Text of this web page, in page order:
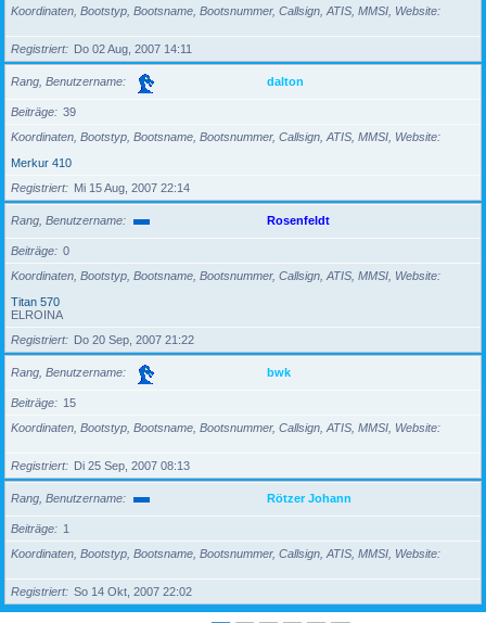
Koordinaten, Bootstyp, Bootsname, Bootsnummer, Callsign, ATIS, MMSI, Website
Registriert Do 02 Aug, 2007 14:11
Rang, Benutzername dalton
Beiträge
39
Koordinaten, Bootstyp, Bootsname, Bootsnummer, Callsign, ATIS, MMSI, Website
Merkur 410
Registriert
Mi 15 Aug, 2007 22:14
Rang, Benutzername Rosenfeldt
Beiträge
0
Koordinaten, Bootstyp, Bootsname, Bootsnummer, Callsign, ATIS, MMSI, Website
Titan 570
ELROINA
Registriert
Do 20 Sep, 2007 21:22
Rang, Benutzername bwk
Beiträge
15
Koordinaten, Bootstyp, Bootsname, Bootsnummer, Callsign, ATIS, MMSI, Website
Registriert Di 25 Sep, 2007 08:13
Rang, Benutzername Rötzer Johann
Beiträge
1
Koordinaten, Bootstyp, Bootsname, Bootsnummer, Callsign, ATIS, MMSI, Website
Registriert So 14 Okt, 2007 22:02